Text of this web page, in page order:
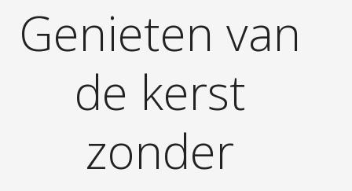
Genieten van
de kerst
zonder